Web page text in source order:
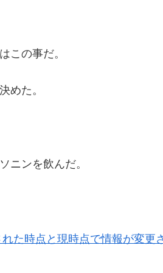
この事だ。
めた。
ニンを飲んだ。